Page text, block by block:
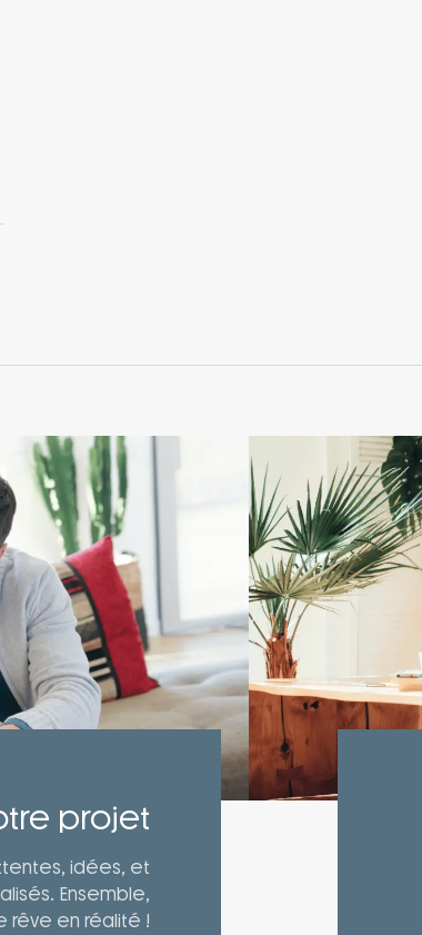
projet
idées, et
Ensemble,
rêve en réalité !